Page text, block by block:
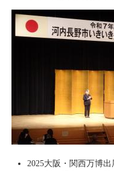
2025大阪・関西万博